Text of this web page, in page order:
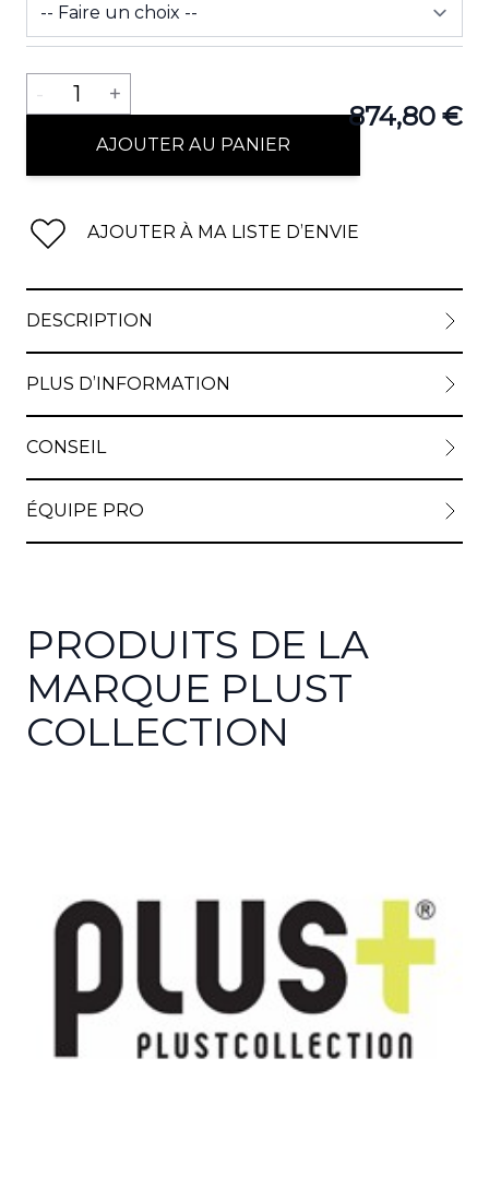
874,80 €
Quantité
- 1 +
AJOUTER AU PANIER
AJOUTER À MA LISTE D’ENVIE
DESCRIPTION
PLUS D’INFORMATION
CONSEIL
ÉQUIPE PRO
PRODUITS DE LA
MARQUE PLUST
COLLECTION